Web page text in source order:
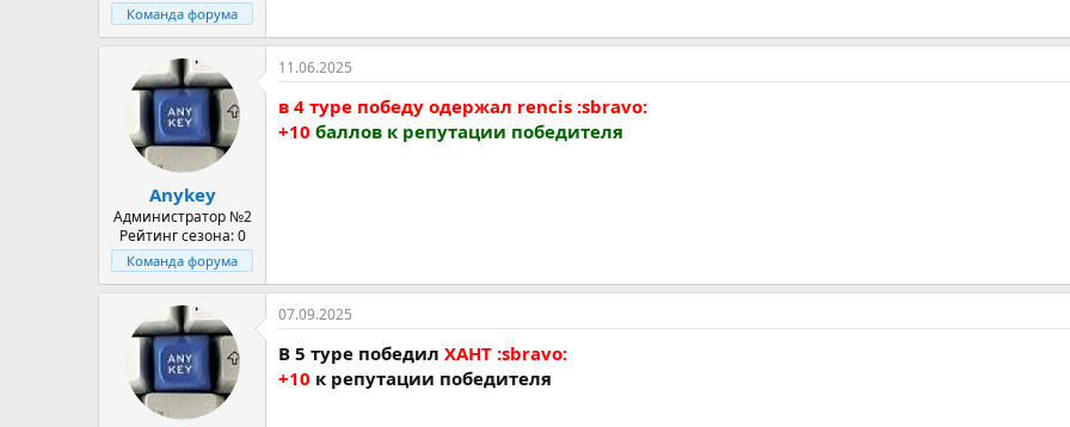
Команда форума
Anykey
Администратор №2
Рейтинг сезона: 0
Команда форума
11.06.2025
в 4 туре победу одержал rencis :sbravo:
+10 баллов к репутации победителя
07.09.2025
В 5 туре победил ХАНТ :sbravo:
+10 к репутации победителя